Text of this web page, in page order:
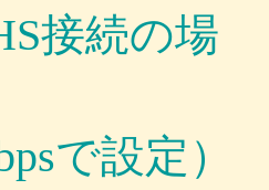
接続の場
（
で設定）